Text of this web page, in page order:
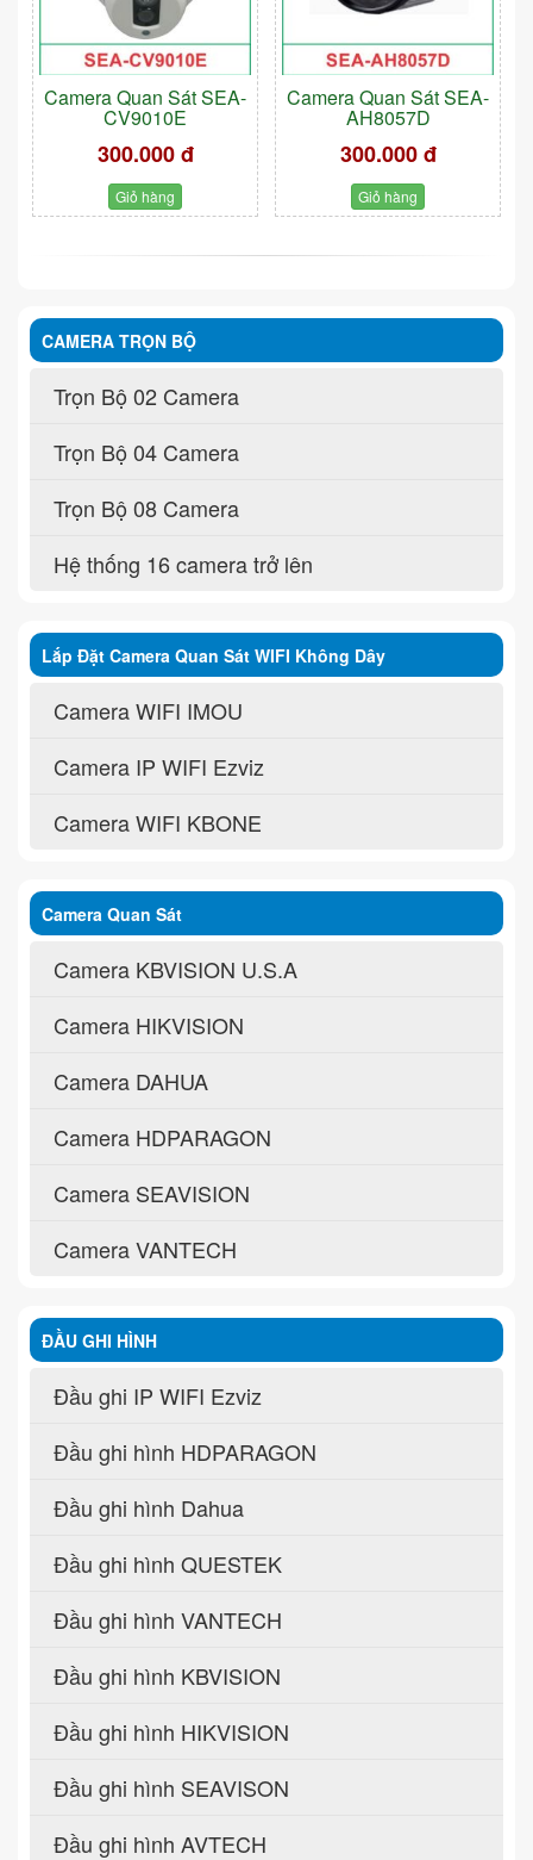
Camera Quan Sát SEA-
CV9010E
300.000 đ
Giỏ hàng
Camera Quan Sát SEA-
AH8057D
300.000 đ
Giỏ hàng
CAMERA TRỌN BỘ
Trọn Bộ 02 Camera
Trọn Bộ 04 Camera
Trọn Bộ 08 Camera
Hệ thống 16 camera trở lên
Lắp Đặt Camera Quan Sát WIFI Không Dây
Camera WIFI IMOU
Camera IP WIFI Ezviz
Camera WIFI KBONE
Camera Quan Sát
Camera KBVISION U.S.A
Camera HIKVISION
Camera DAHUA
Camera HDPARAGON
Camera SEAVISION
Camera VANTECH
ĐẦU GHI HÌNH
Đầu ghi IP WIFI Ezviz
Đầu ghi hình HDPARAGON
Đầu ghi hình Dahua
Đầu ghi hình QUESTEK
Đầu ghi hình VANTECH
Đầu ghi hình KBVISION
Đầu ghi hình HIKVISION
Đầu ghi hình SEAVISON
Đầu ghi hình AVTECH